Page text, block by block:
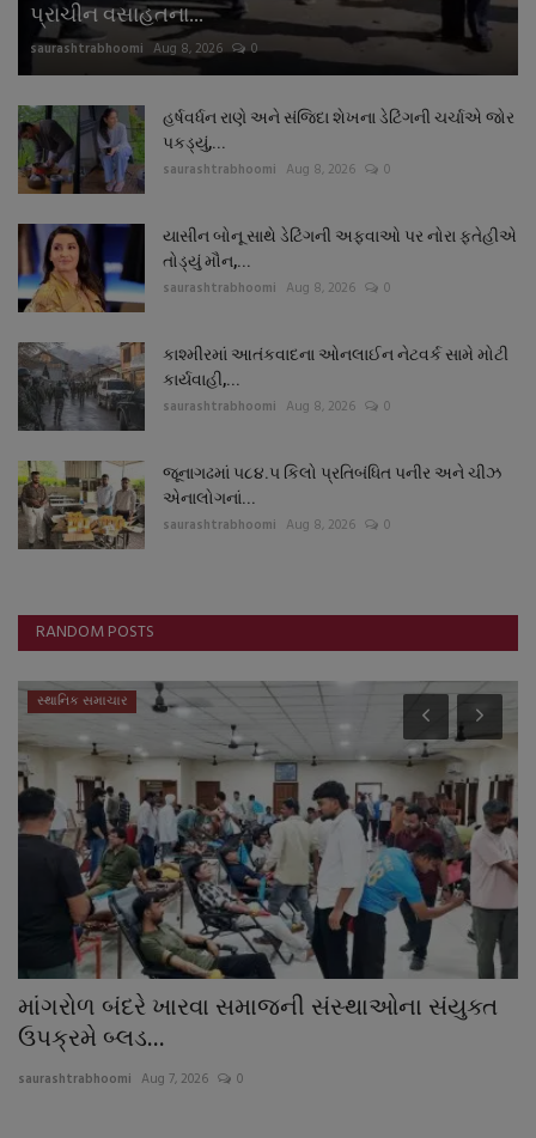
પ્રાચીન વસાહતના...
saurashtrabhoomi Aug 8, 2026 0
હર્ષવર્ધન રાણે અને સંજિદા શેખના ડેટિંગની ચર્ચાએ જોર
પકડ્યું,...
saurashtrabhoomi Aug 8, 2026 0
યાસીન બોનૂ સાથે ડેટિંગની અફવાઓ પર નોરા ફતેહીએ
તોડ્યું મૌન,...
saurashtrabhoomi Aug 8, 2026 0
કાશ્મીરમાં આતંકવાદના ઓનલાઈન નેટવર્ક સામે મોટી
કાર્યવાહી,...
saurashtrabhoomi Aug 8, 2026 0
જૂનાગઢમાં ૫૮૪.૫ કિલો પ્રતિબંધિત પનીર અને ચીઝ
એનાલોગનાં...
saurashtrabhoomi Aug 8, 2026 0
RANDOM POSTS
સ્થાનિક સમાચાર
માંગરોળ બંદરે ખારવા સમાજની સંસ્થાઓના સંયુક્ત
ઉપક્રમે બ્લડ...
saurashtrabhoomi Aug 7, 2026 0